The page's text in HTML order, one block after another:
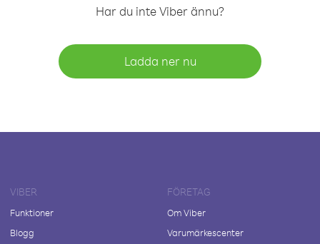
Har du inte Viber ännu?
Ladda ner nu
VIBER
Funktioner
Blogg
FÖRETAG
Om Viber
Varumärkescenter